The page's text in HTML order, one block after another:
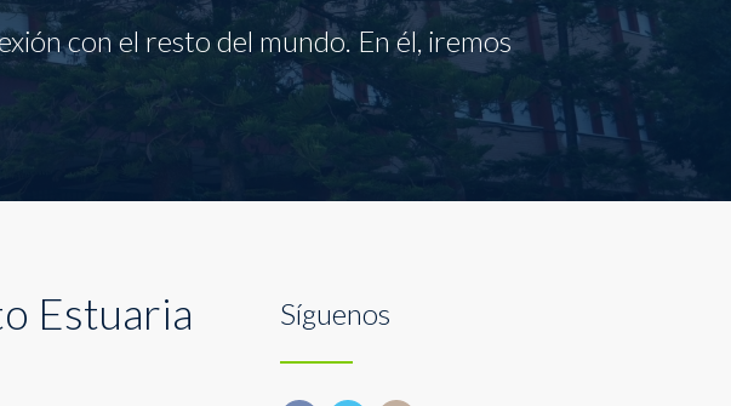
con el resto del mundo. En él, iremos
Estuaria
Síguenos